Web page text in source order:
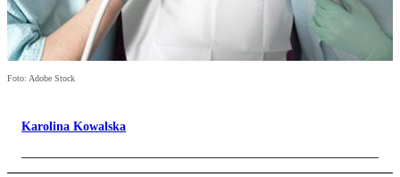
Foto: Adobe Stock
Karolina Kowalska